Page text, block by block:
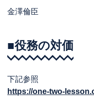
金澤倫臣
■役務の対価
下記参照
https://one-two-